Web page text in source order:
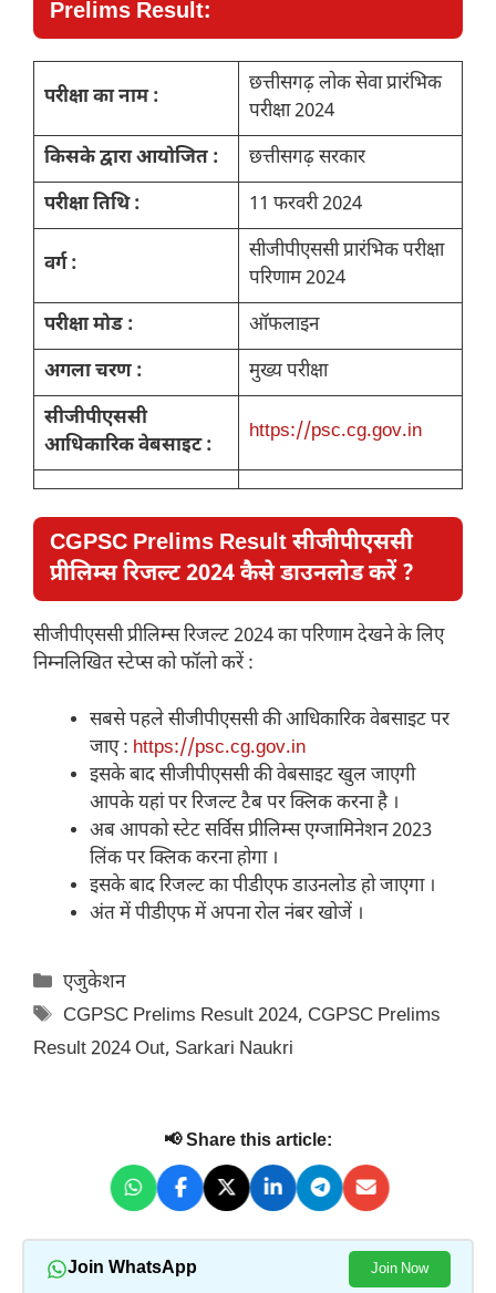
Prelims Result:
परीक्षा का नाम :
छत्तीसगढ़ लोक सेवा प्रारंभिक
परीक्षा 2024
किसके द्वारा आयोजित :
छत्तीसगढ़ सरकार
परीक्षा तिथि :
11 फरवरी 2024
वर्ग :
सीजीपीएससी प्रारंभिक परीक्षा
परिणाम 2024
परीक्षा मोड :
ऑफलाइन
अगला चरण :
मुख्य परीक्षा
सीजीपीएससी
आधिकारिक वेबसाइट :
https://psc.cg.gov.in
CGPSC Prelims Result सीजीपीएससी
प्रीलिम्स रिजल्ट 2024 कैसे डाउनलोड करें ?
सीजीपीएससी प्रीलिम्स रिजल्ट 2024 का परिणाम देखने के लिए
निम्नलिखित स्टेप्स को फॉलो करें :
सबसे पहले सीजीपीएससी की आधिकारिक वेबसाइट पर
जाए : https://psc.cg.gov.in
इसके बाद सीजीपीएससी की वेबसाइट खुल जाएगी
आपके यहां पर रिजल्ट टैब पर क्लिक करना है ।
अब आपको स्टेट सर्विस प्रीलिम्स एग्जामिनेशन 2023
लिंक पर क्लिक करना होगा ।
इसके बाद रिजल्ट का पीडीएफ डाउनलोड हो जाएगा ।
अंत में पीडीएफ में अपना रोल नंबर खोजें ।
Categories
एजुकेशन
Tags
CGPSC Prelims Result 2024, CGPSC Prelims
Result 2024 Out, Sarkari Naukri
📢 Share this article:
Join WhatsApp Join Now